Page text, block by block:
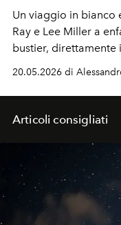
Un viaggio in bianco
Ray e Lee Miller a
bustier,
drappeggiate e
unici: collane
con piume e mega
20.05.2026 di
Articoli consigliati